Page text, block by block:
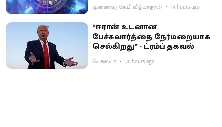
முனைவர் கே.பி.வித்யாதரன் 14 hours ago
“ஈரான் உடனான
பேச்சுவார்த்தை நேர்மறையாக
செல்கிறது” - ட்ரம்ப் தகவல்
டெக்ஸ்டர் 20 hours ago